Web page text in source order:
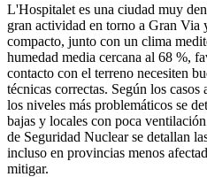
L'Hospitalet es una ciudad muy
gran actividad en torno a Gran
compacto, junto con un clima
humedad media cercana al 68 %,
contacto con el terreno necesiten
técnicas correctas. Según los
los niveles más problemáticos se
bajas y locales con poca
de Seguridad Nuclear se detallan
incluso en provincias menos
mitigar.